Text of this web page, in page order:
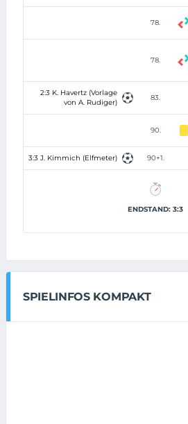
78.
78.
2:3 K. Havertz (Vorlage
von A. Rudiger)
83.
90.
3:3 J. Kimmich (Elfmeter) 90+1.
ENDSTAND: 3:3
SPIELINFOS KOMPAKT